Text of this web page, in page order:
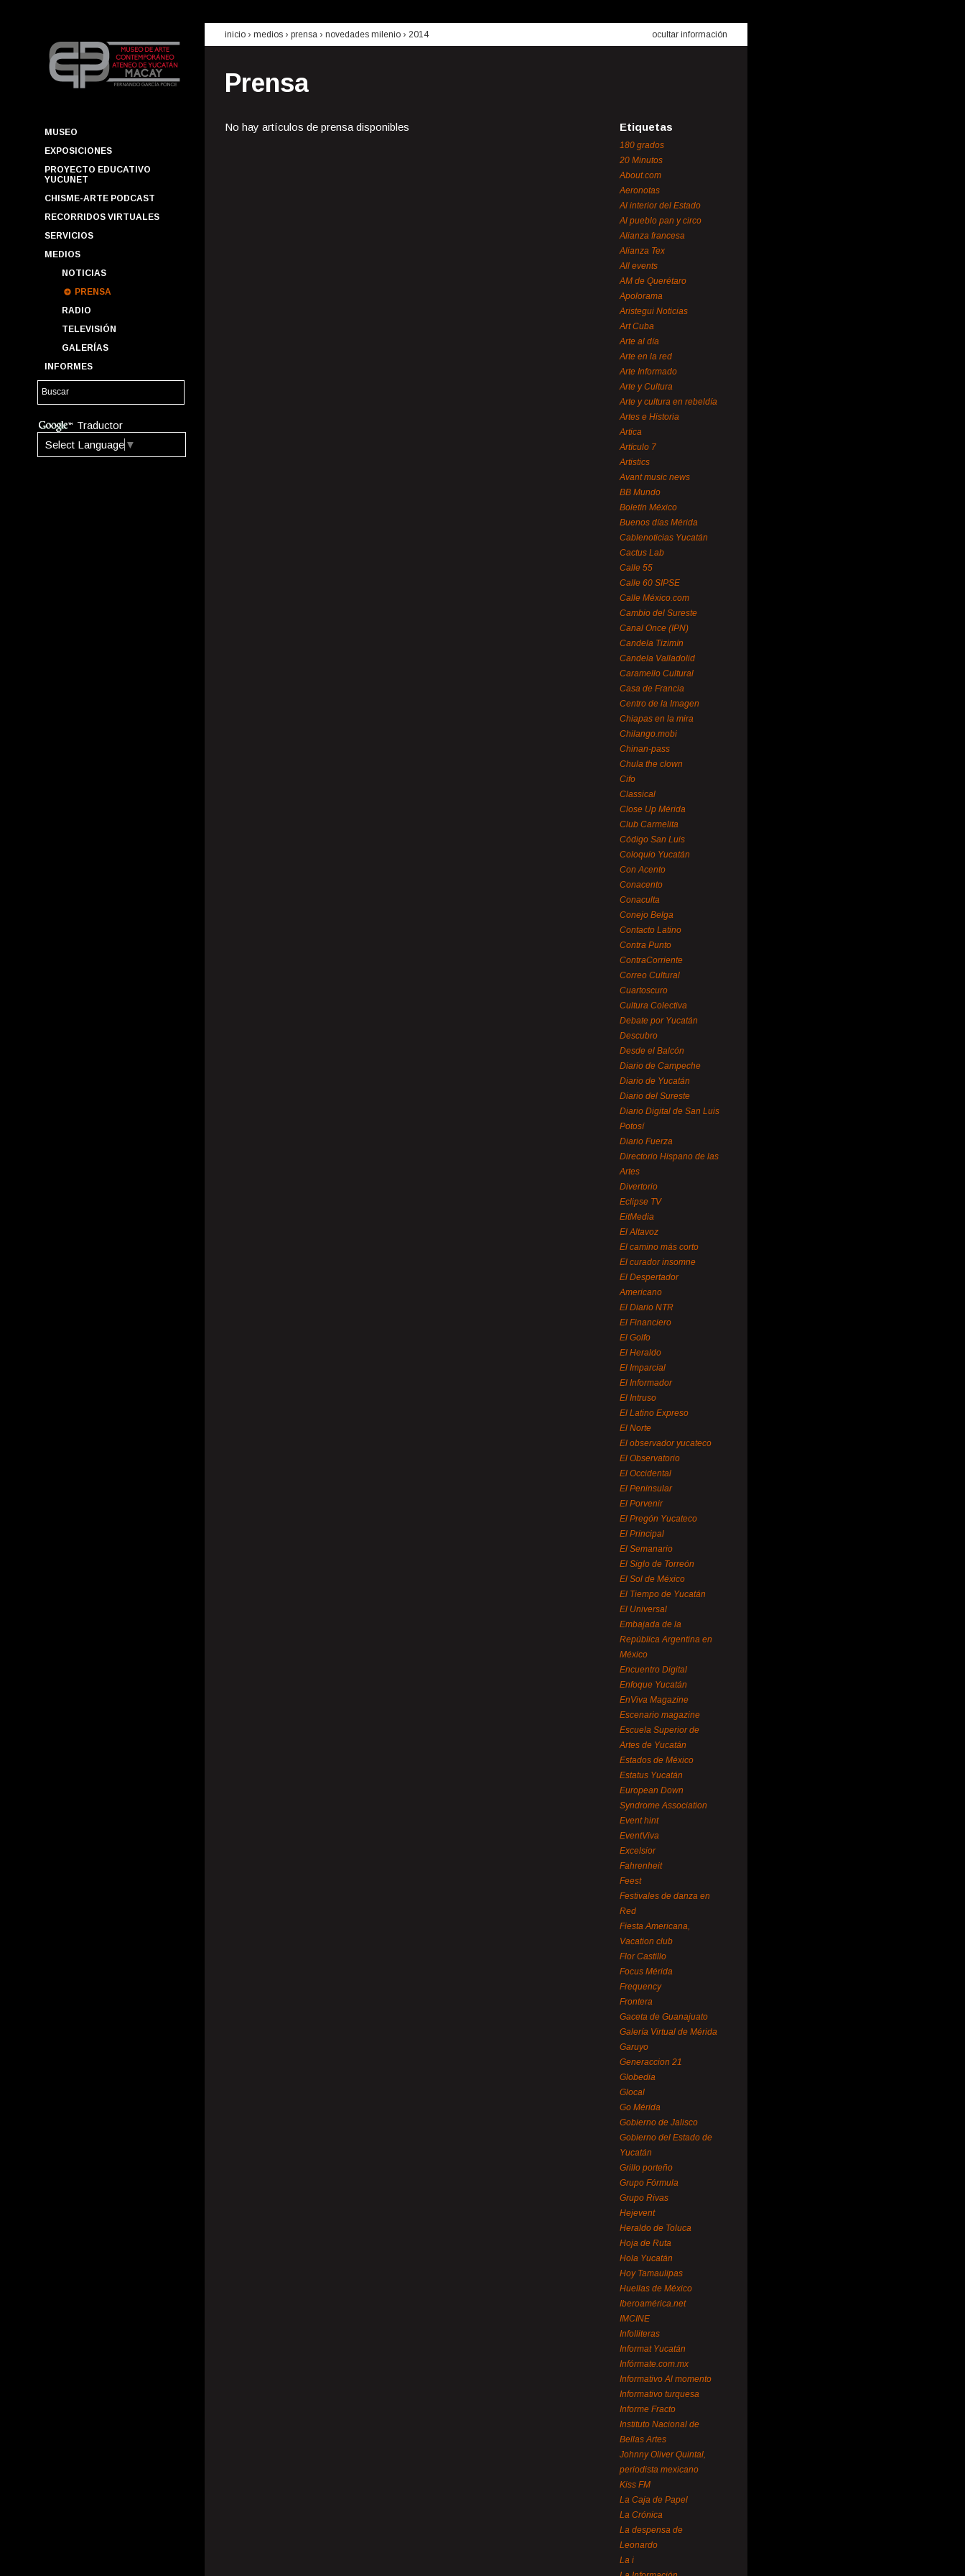
MUSEO
EXPOSICIONES
PROYECTO EDUCATIVO
YUCUNET
CHISME-ARTE PODCAST
RECORRIDOS VIRTUALES
SERVICIOS
MEDIOS
NOTICIAS
PRENSA
RADIO
TELEVISIÓN
GALERÍAS
INFORMES
Traductor
Select Language ▼
inicio › medios › prensa › novedades milenio › 2014 ocultar información
Prensa
No hay artículos de prensa disponibles Etiquetas
180 grados
20 Minutos
About.com
Aeronotas
Al interior del Estado
Al pueblo pan y circo
Alianza francesa
Alianza Tex
All events
AM de Querétaro
Apolorama
Aristegui Noticias
Art Cuba
Arte al día
Arte en la red
Arte Informado
Arte y Cultura
Arte y cultura en rebeldía
Artes e Historia
Artica
Artículo 7
Artistics
Avant music news
BB Mundo
Boletín México
Buenos días Mérida
Cablenoticias Yucatán
Cactus Lab
Calle 55
Calle 60 SIPSE
Calle México.com
Cambio del Sureste
Canal Once (IPN)
Candela Tizimín
Candela Valladolid
Caramello Cultural
Casa de Francia
Centro de la Imagen
Chiapas en la mira
Chilango.mobi
Chinan-pass
Chula the clown
Cifo
Classical
Close Up Mérida
Club Carmelita
Código San Luis
Coloquio Yucatán
Con Acento
Conacento
Conaculta
Conejo Belga
Contacto Latino
Contra Punto
ContraCorriente
Correo Cultural
Cuartoscuro
Cultura Colectiva
Debate por Yucatán
Descubro
Desde el Balcón
Diario de Campeche
Diario de Yucatán
Diario del Sureste
Diario Digital de San Luis
Potosí
Diario Fuerza
Directorio Hispano de las
Artes
Divertorio
Eclipse TV
EitMedia
El Altavoz
El camino más corto
El curador insomne
El Despertador
Americano
El Diario NTR
El Financiero
El Golfo
El Heraldo
El Imparcial
El Informador
El Intruso
El Latino Expreso
El Norte
El observador yucateco
El Observatorio
El Occidental
El Peninsular
El Porvenir
El Pregón Yucateco
El Principal
El Semanario
El Siglo de Torreón
El Sol de México
El Tiempo de Yucatán
El Universal
Embajada de la
República Argentina en
México
Encuentro Digital
Enfoque Yucatán
EnViva Magazine
Escenario magazine
Escuela Superior de
Artes de Yucatán
Estados de México
Estatus Yucatán
European Down
Syndrome Association
Event hint
EventViva
Excelsior
Fahrenheit
Feest
Festivales de danza en
Red
Fiesta Americana,
Vacation club
Flor Castillo
Focus Mérida
Frequency
Frontera
Gaceta de Guanajuato
Galería Virtual de Mérida
Garuyo
Generaccion 21
Globedia
Glocal
Go Mérida
Gobierno de Jalisco
Gobierno del Estado de
Yucatán
Grillo porteño
Grupo Fórmula
Grupo Rivas
Hejevent
Heraldo de Toluca
Hoja de Ruta
Hola Yucatán
Hoy Tamaulipas
Huellas de México
Iberoamérica.net
IMCINE
Infolliteras
Informat Yucatán
Infórmate.com.mx
Informativo Al momento
Informativo turquesa
Informe Fracto
Instituto Nacional de
Bellas Artes
Johnny Oliver Quintal,
periodista mexicano
Kiss FM
La Caja de Papel
La Crónica
La despensa de
Leonardo
La i